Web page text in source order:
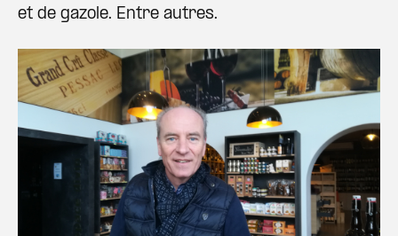
et de gazole. Entre autres.